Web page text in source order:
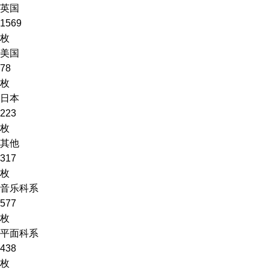
英国
1569
枚
美国
78
枚
日本
223
枚
其他
317
枚
音乐科系
577
枚
平面科系
438
枚